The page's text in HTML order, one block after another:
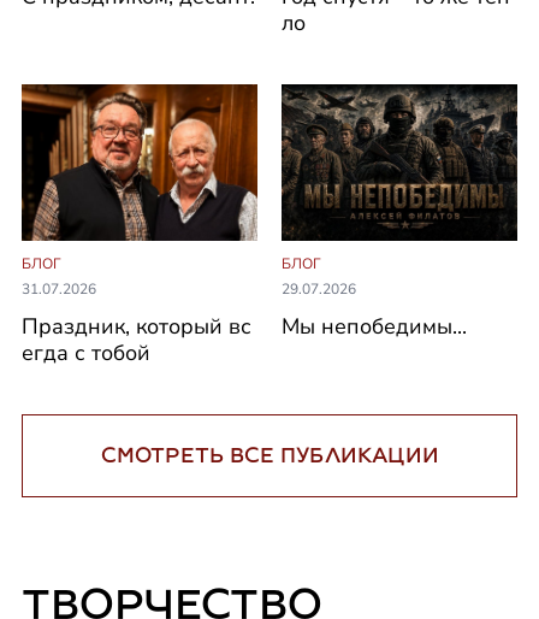
ло
БЛОГ
31.07.2026
Праздник, который вс
егда с тобой
БЛОГ
29.07.2026
Мы непобедимы...
СМОТРЕТЬ ВСЕ ПУБЛИКАЦИИ
ТВОРЧЕСТВО